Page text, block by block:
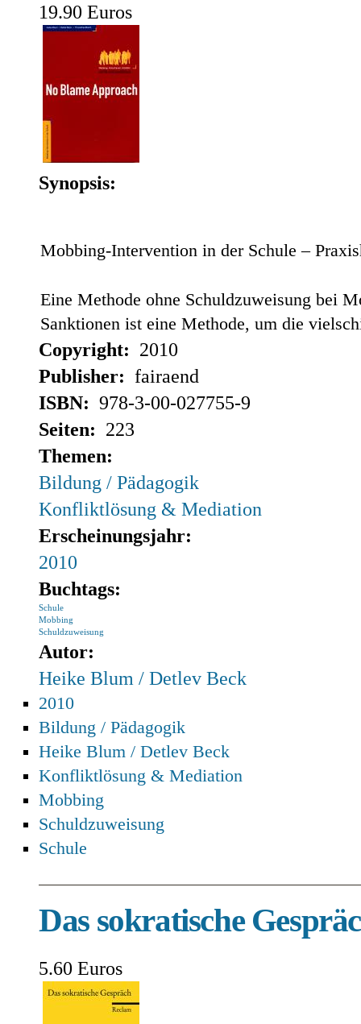
19.90 Euros
Synopsis:
Mobbing-Intervention in der Schule –
Eine Methode ohne Schuldzuweisung bei
Sanktionen ist eine Methode, um die
Copyright: 2010
Publisher: fairaend
ISBN: 978-3-00-027755-9
Seiten: 223
Themen:
Bildung / Pädagogik
Konfliktlösung & Mediation
Erscheinungsjahr:
2010
Buchtags:
Schule
Mobbing
Schuldzuweisung
Autor:
Heike Blum / Detlev Beck
2010
Bildung / Pädagogik
Heike Blum / Detlev Beck
Konfliktlösung & Mediation
Mobbing
Schuldzuweisung
Schule
Das sokratische
5.60 Euros